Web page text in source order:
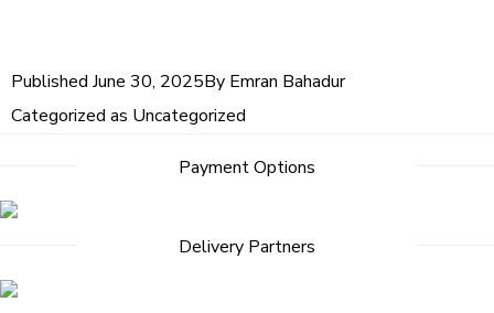
Published June 30, 2025By Emran Bahadur
Categorized as Uncategorized
Payment Options
Delivery Partners